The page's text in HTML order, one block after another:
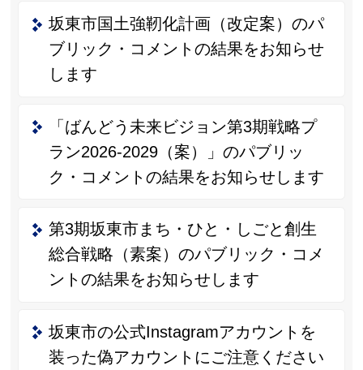
坂東市国土強靭化計画（改定案）のパ
ブリック・コメントの結果をお知らせ
します
「ばんどう未来ビジョン第3期戦略プ
ラン2026-2029（案）」のパブリッ
ク・コメントの結果をお知らせします
第3期坂東市まち・ひと・しごと創生
総合戦略（素案）のパブリック・コメ
ントの結果をお知らせします
坂東市の公式Instagramアカウントを
装った偽アカウントにご注意ください